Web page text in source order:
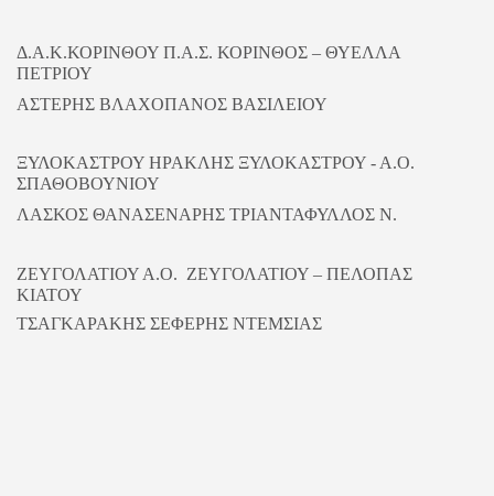
Δ.Α.Κ.ΚΟΡΙΝΘΟΥ Π.Α.Σ. ΚΟΡΙΝΘΟΣ – ΘΥΕΛΛΑ
ΠΕΤΡΙΟΥ
ΑΣΤΕΡΗΣ ΒΛΑΧΟΠΑΝΟΣ ΒΑΣΙΛΕΙΟΥ
ΞΥΛΟΚΑΣΤΡΟΥ ΗΡΑΚΛΗΣ ΞΥΛΟΚΑΣΤΡΟΥ - Α.Ο.
ΣΠΑΘΟΒΟΥΝΙΟΥ
ΛΑΣΚΟΣ ΘΑΝΑΣΕΝΑΡΗΣ ΤΡΙΑΝΤΑΦΥΛΛΟΣ Ν.
ΖΕΥΓΟΛΑΤΙΟΥ Α.Ο. ΖΕΥΓΟΛΑΤΙΟΥ – ΠΕΛΟΠΑΣ
ΚΙΑΤΟΥ
ΤΣΑΓΚΑΡΑΚΗΣ ΣΕΦΕΡΗΣ ΝΤΕΜΣΙΑΣ